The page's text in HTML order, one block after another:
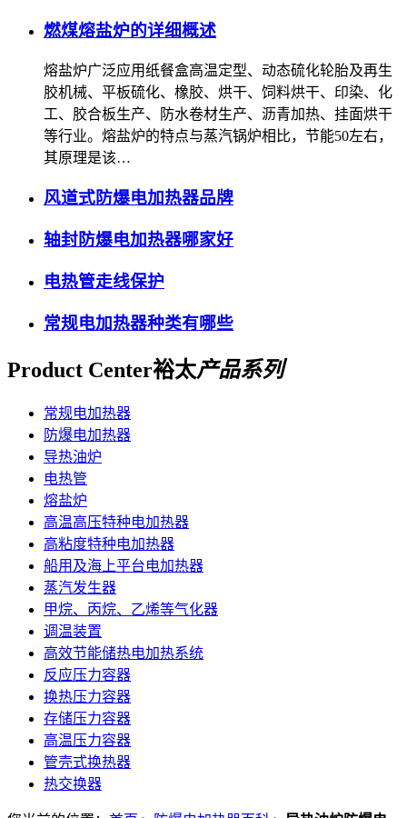
燃煤熔盐炉的详细概述
熔盐炉广泛应用纸餐盒高温定型、动态硫化轮胎及再生
胶机械、平板硫化、橡胶、烘干、饲料烘干、印染、化
工、胶合板生产、防水卷材生产、沥青加热、挂面烘干
等行业。熔盐炉的特点与蒸汽锅炉相比，节能50左右，
其原理是该…
风道式防爆电加热器品牌
轴封防爆电加热器哪家好
电热管走线保护
常规电加热器种类有哪些
Product Center裕太产品系列
常规电加热器
防爆电加热器
导热油炉
电热管
熔盐炉
高温高压特种电加热器
高粘度特种电加热器
船用及海上平台电加热器
蒸汽发生器
甲烷、丙烷、乙烯等气化器
调温装置
高效节能储热电加热系统
反应压力容器
换热压力容器
存储压力容器
高温压力容器
管壳式换热器
热交换器